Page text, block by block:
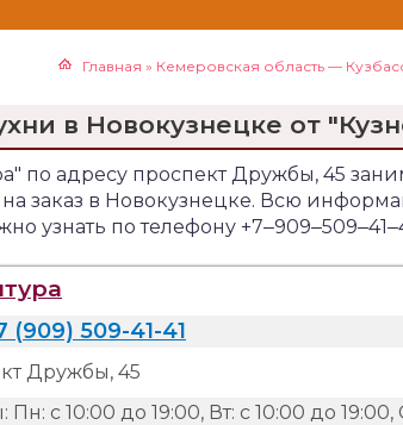
Главная » Кемеровская область —
в Новокузнецке от
по адресу проспект Дружбы, 45
заказ в Новокузнецке. Всю
узнать по телефону
(909) 509-41-41
Дружбы, 45
Пн: с 10:00 до 19:00, Вт: с 10:00 до